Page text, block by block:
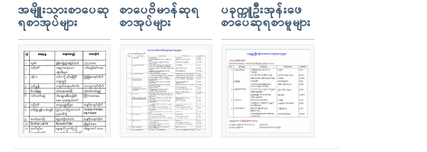
အမျိူးသားစာပေဆု
ရစာအုပ်များ
စာပေဗိမာန်ဆုရ
စာအုပ်များ
ပခုက္ကူဦးအုန်းဖေ
စာပေဆုရစာမူများ